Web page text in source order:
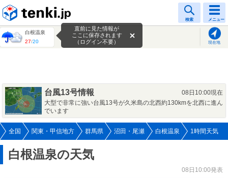
検索 メニュー
白根温泉
27/20 現在地
直前に見た情報が
ここに保存されます
（ログイン不要）
台風13号情報
08日10:00現在
大型で非常に強い台風13号が久米島の北西約130kmを北西に進ん
でいます
全国 関東・甲信地方 群馬県 沼田・尾瀬 白根温泉 1時間天気
白根温泉の天気
08日10:00発表